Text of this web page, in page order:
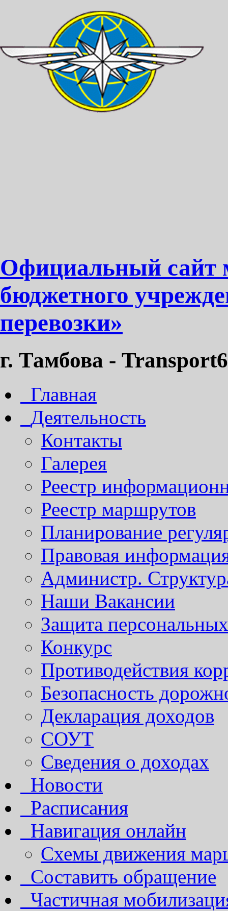
Официальный сайт
бюджетного
перевозки»
г. Тамбова -
Главная
Деятельность
Контакты
Галерея
Реестр
Реестр маршрутов
Планирование
Правовая
Администр.
Наши Вакансии
Защита
Конкурс
Противодействия
Безопасность
Декларация доходов
СОУТ
Сведения о доходах
Новости
Расписания
Навигация онлайн
Схемы движения
Составить обращение
Частичная